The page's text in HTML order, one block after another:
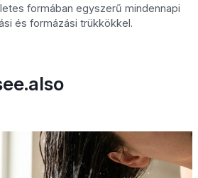
formában egyszerű mindennapi
és formázási trükkökkel.